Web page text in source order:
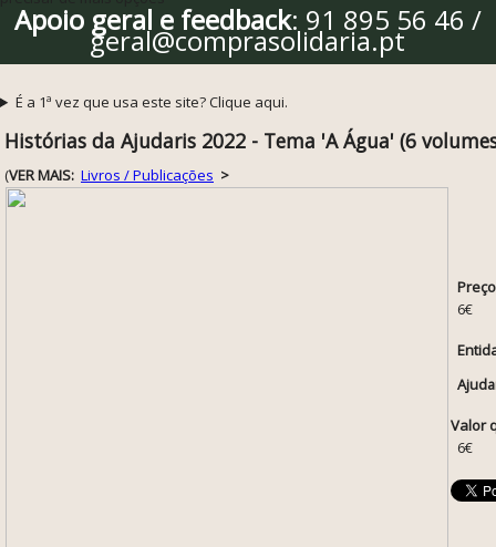
Apoio geral e feedback: 91 895 56 46 /
geral@comprasolidaria.pt
É a 1ª vez que usa este site? Clique aqui.
Histórias da Ajudaris 2022 - Tema 'A Água' (6
(VER MAIS: Livros / Publicações >
6€
Valor
6€